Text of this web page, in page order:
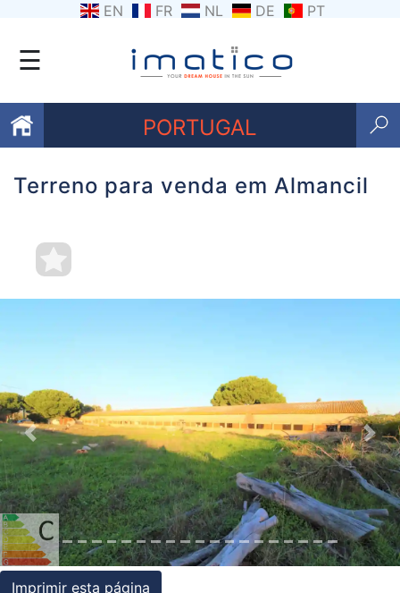
EN FR NL DE PT
☰
PORTUGAL
Favoritos
nós
Contacte-
e
Condições
Testemunhos
Assessoria
Jurídica
Terreno para venda em Almancil
Previous Next
Imprimir esta página